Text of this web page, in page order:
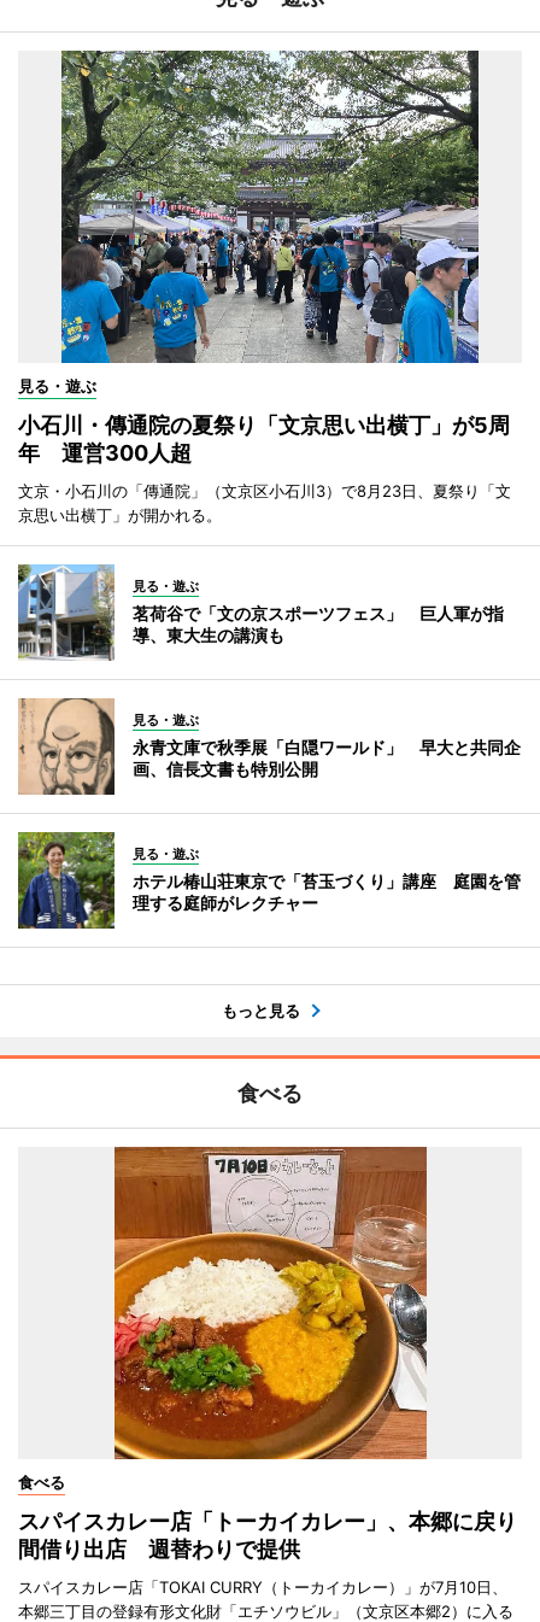
見る・遊ぶ
小石川・傳通院の夏祭り「文京思い出横丁」が5周
年 運営300人超
文京・小石川の「傳通院」（文京区小石川3）で8月23日、夏祭り「文
京思い出横丁」が開かれる。
見る・遊ぶ
茗荷谷で「文の京スポーツフェス」 巨人軍が指
導、東大生の講演も
見る・遊ぶ
永青文庫で秋季展「白隠ワールド」 早大と共同企
画、信長文書も特別公開
見る・遊ぶ
ホテル椿山荘東京で「苔玉づくり」講座 庭園を管
理する庭師がレクチャー
もっと見る
食べる
食べる
スパイスカレー店「トーカイカレー」、本郷に戻り
間借り出店 週替わりで提供
スパイスカレー店「TOKAI CURRY（トーカイカレー）」が7月10日、
本郷三丁目の登録有形文化財「エチソウビル」（文京区本郷2）に入る